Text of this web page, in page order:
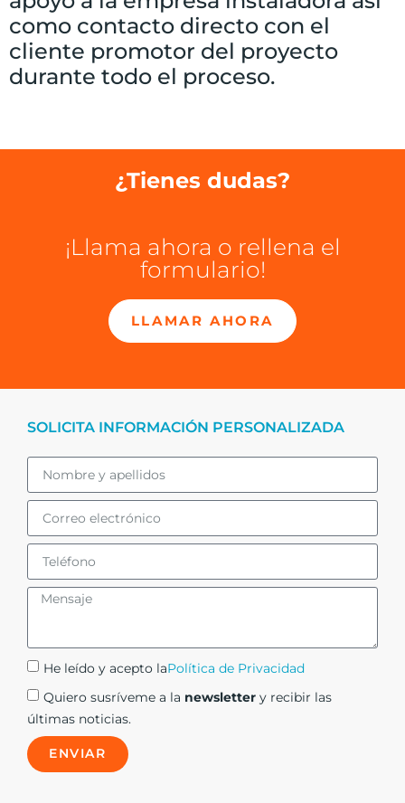
como contacto directo con el
cliente promotor del proyecto
durante todo el proceso.
¿Tienes dudas?
¡Llama ahora o rellena el
formulario!
LLAMAR AHORA
SOLICITA INFORMACIÓN PERSONALIZADA
He leído y acepto laPolítica de Privacidad
Quiero susríveme a la newsletter y recibir las
últimas noticias.
ENVIAR